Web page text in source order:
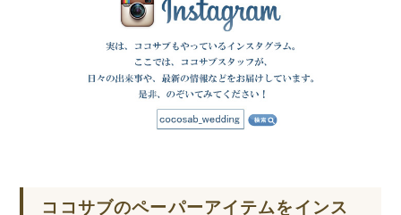
ココサブのペーパーアイテムをインス